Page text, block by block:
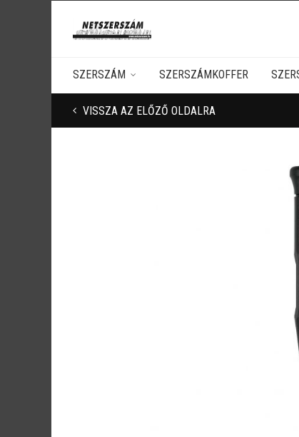
SZERSZÁM SZERSZÁMKOFFER
VISSZA AZ ELŐZŐ OLDALRA